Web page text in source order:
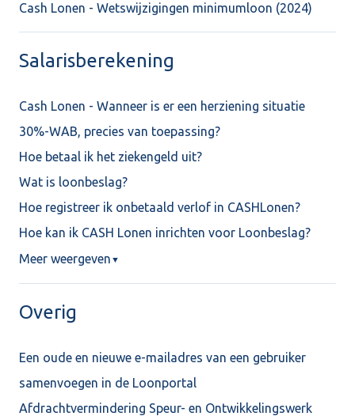
Cash Lonen - Wetswijzigingen minimumloon (2024)
Salarisberekening
Cash Lonen - Wanneer is er een herziening situatie
30%-WAB, precies van toepassing?
Hoe betaal ik het ziekengeld uit?
Wat is loonbeslag?
Hoe registreer ik onbetaald verlof in CASHLonen?
Hoe kan ik CASH Lonen inrichten voor Loonbeslag?
Meer weergeven ▼
Overig
Een oude en nieuwe e-mailadres van een gebruiker
samenvoegen in de Loonportal
Afdrachtvermindering Speur- en Ontwikkelingswerk